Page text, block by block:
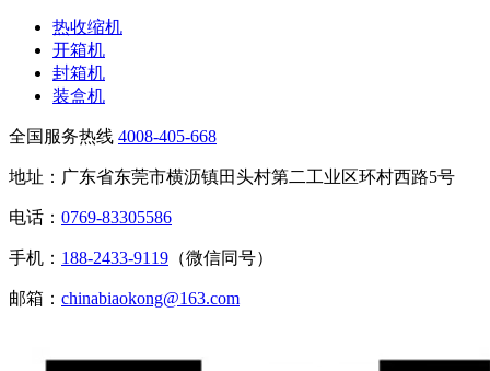
热收缩机
开箱机
封箱机
装盒机
全国服务热线 4008-405-668
地址：广东省东莞市横沥镇田头村第二工业区环村西路5号
电话： 0769-83305586
手机： 188-2433-9119 （微信同号）
邮箱： chinabiaokong@163.com